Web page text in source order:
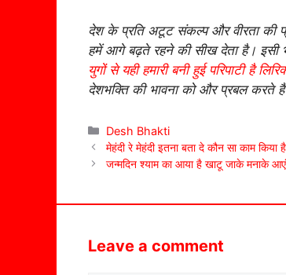
देश के प्रति अटूट संकल्प और वीरता की
हमें आगे बढ़ते रहने की सीख देता है। इसी
युगों से यही हमारी बनी हुई परिपाटी है
देशभक्ति की भावना को और प्रबल करते
Categories
Desh Bhakti
मेहंदी रे मेहंदी इतना बता दे कौन सा काम किया
जन्मदिन श्याम का आया है खाटू जाके मनाके आएं
Leave a comment